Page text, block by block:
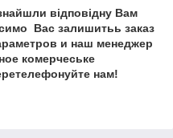
відповідну Вам
Вас залишитьь заказ
ов и наш менеджер
ое комерчеське
нам!